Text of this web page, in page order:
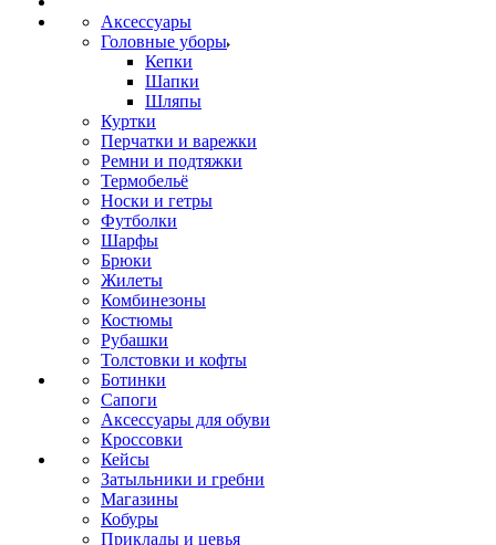
Аксессуары
Головные уборы
Кепки
Шапки
Шляпы
Куртки
Перчатки и варежки
Ремни и подтяжки
Термобельё
Носки и гетры
Футболки
Шарфы
Брюки
Жилеты
Комбинезоны
Костюмы
Рубашки
Толстовки и кофты
Ботинки
Сапоги
Аксессуары для обуви
Кроссовки
Кейсы
Затыльники и гребни
Магазины
Кобуры
Приклады и цевья